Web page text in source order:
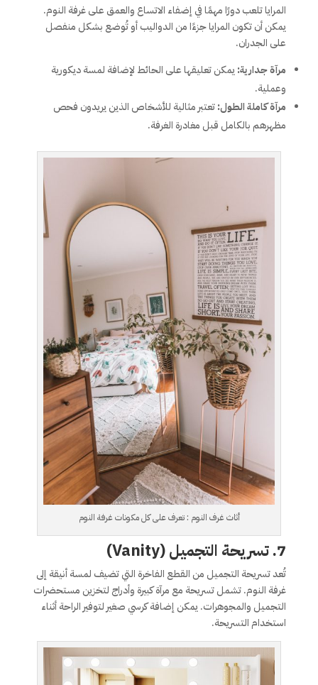
المرايا تلعب دورًا مهمًا في إضفاء الاتساع والعمق على غرفة النوم.
يمكن أن تكون المرايا جزءًا من الدواليب أو تُوضع بشكل منفصل
على الجدران.
مرآة جدارية: يمكن تعليقها على الحائط لإضافة لمسة ديكورية
وعملية.
مرآة كاملة الطول:تعتبر مثالية للأشخاص الذين يريدون فحص
مظهرهم بالكامل قبل مغادرة الغرفة.
أثاث غرف النوم : تعرف على كل مكونات غرفة النوم
7. تسريحة التجميل (Vanity)
تُعد تسريحة التجميل من القطع الفاخرة التي تضيف لمسة أنيقة إلى
غرفة النوم. تشمل تسريحة مع مرآة كبيرة وأدراج لتخزين مستحضرات
التجميل والمجوهرات. يمكن إضافة كرسي صغير لتوفير الراحة أثناء
استخدام التسريحة.